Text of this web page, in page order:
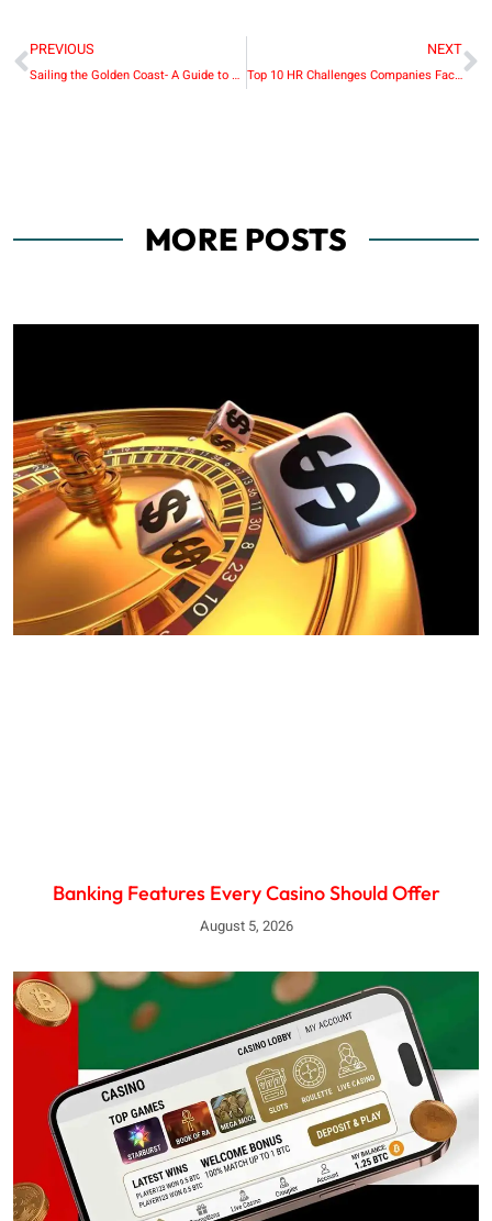
PREVIOUS
Sailing the Golden Coast- A Guide to Yacht Rental Dubai and Beyond
NEXT
Top 10 HR Challenges Companies Face – Penieltech
MORE POSTS
Banking Features Every Casino Should Offer
August 5, 2026